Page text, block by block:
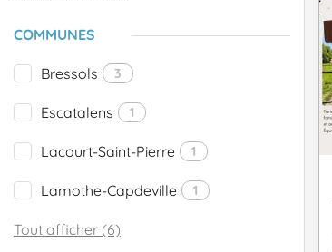
COMMUNES
Bressols 3
Escatalens 1
Lacourt-Saint-Pierre 1
Lamothe-Capdeville 1
Tout afficher (6)